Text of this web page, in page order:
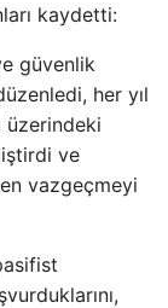
kaydetti:
güvenlik
her yıl
üzerindeki
ve
vazgeçmeyi